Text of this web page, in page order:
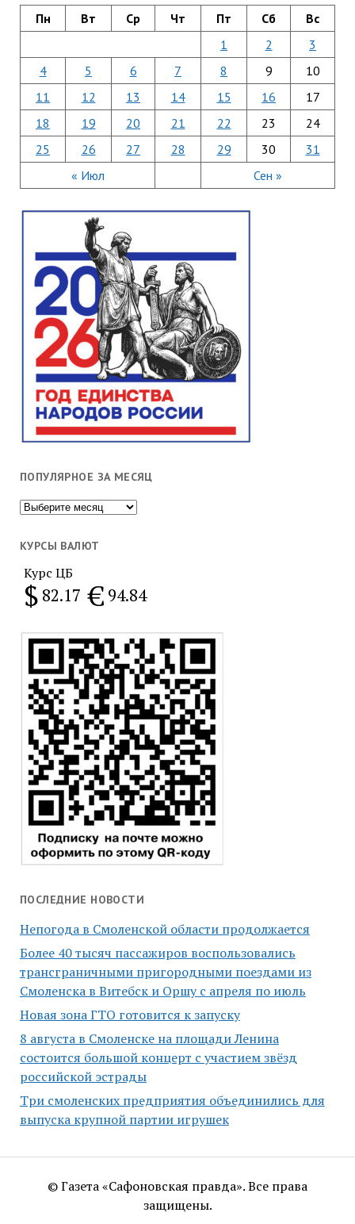
Пн Вт Ср Чт Пт Сб Вс
« Июл Сен »
1 2
3
4
5 6 7 8 9
10
11
12 13 14 15 16
17
18
19 20 21 22 23
24
25
26 27 28 29 30 31
ПОПУЛЯРНОЕ ЗА МЕСЯЦ
Популярное
месяц
КУРСЫ ВАЛЮТ
Курс ЦБ
$ 82.17 € 94.84
ПОСЛЕДНИЕ НОВОСТИ
Непогода в Смоленской области продолжается
Более 40 тысяч пассажиров воспользовались
трансграничными пригородными поездами из
Смоленска в Витебск и Оршу с апреля по июль
Новая зона ГТО готовится к запуску
8 августа в Смоленске на площади Ленина
состоится большой концерт с участием звёзд
российской эстрады
Три смоленских предприятия объединились для
выпуска крупной партии игрушек
© Газета «Сафоновская правда». Все права
защищены.